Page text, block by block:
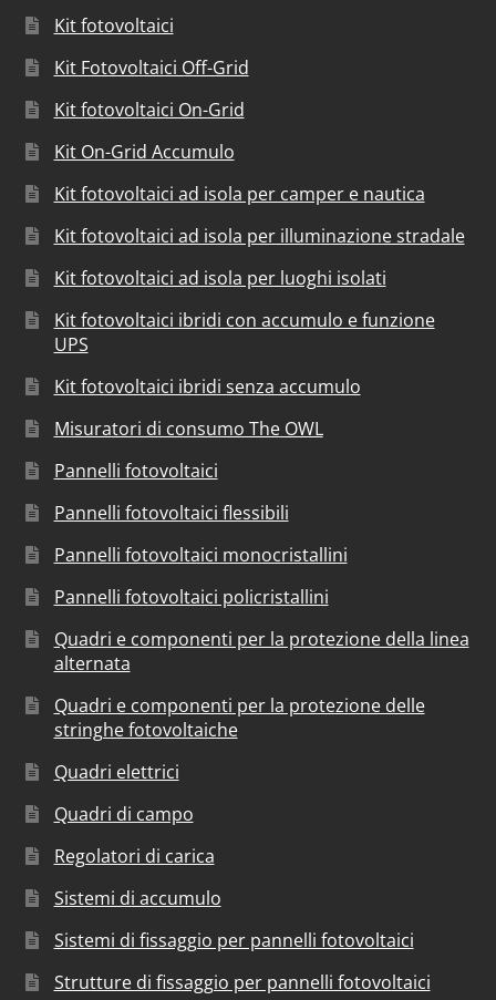
Kit fotovoltaici
Kit Fotovoltaici Off-Grid
Kit fotovoltaici On-Grid
Kit On-Grid Accumulo
Kit fotovoltaici ad isola per camper e nautica
Kit fotovoltaici ad isola per illuminazione stradale
Kit fotovoltaici ad isola per luoghi isolati
Kit fotovoltaici ibridi con accumulo e funzione
UPS
Kit fotovoltaici ibridi senza accumulo
Misuratori di consumo The OWL
Pannelli fotovoltaici
Pannelli fotovoltaici flessibili
Pannelli fotovoltaici monocristallini
Pannelli fotovoltaici policristallini
Quadri e componenti per la protezione della linea
alternata
Quadri e componenti per la protezione delle
stringhe fotovoltaiche
Quadri elettrici
Quadri di campo
Regolatori di carica
Sistemi di accumulo
Sistemi di fissaggio per pannelli fotovoltaici
Strutture di fissaggio per pannelli fotovoltaici